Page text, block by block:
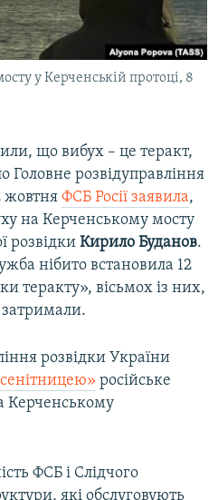
у Керченській протоці, 8
що вибух – це теракт,
Головне розвідуправління
жовтня ФСБ Росії заявила,
на Керченському мосту
розвідки Кирило Буданов.
нібито встановила 12
теракту», вісьмох із них,
розвідки України
російське
Керченському
ФСБ і Слідчого
які обслуговують